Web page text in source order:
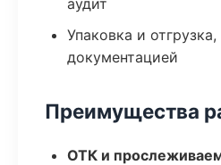
аудит
Упаковка и
документацией
Преимущества
ОТК и